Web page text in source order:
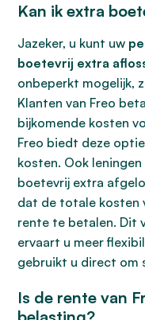
Kan ik extra
Jazeker, u kunt uw
boetevrij extra
onbeperkt mogelijk,
Klanten van Freo
bijkomende kosten
Freo biedt deze
kosten. Ook leningen
boetevrij extra
dat de totale kosten
rente te betalen. Dit
ervaart u meer
gebruikt u direct om
Is de rente van